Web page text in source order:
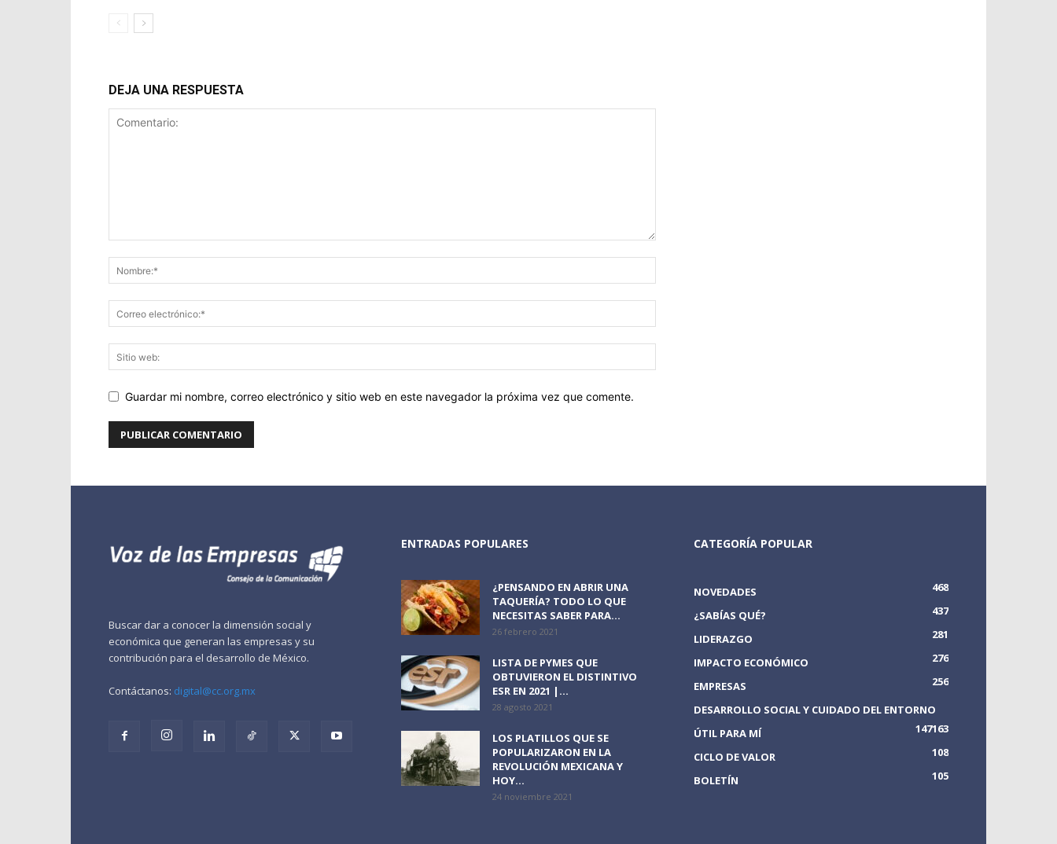
DEJA UNA RESPUESTA
Guardar mi nombre, correo electrónico y sitio web en este navegador la próxima vez que comente.
Buscar dar a conocer la dimensión social y
económica que generan las empresas y su
contribución para el desarrollo de México.
Contáctanos: digital@cc.org.mx
ENTRADAS POPULARES
¿PENSANDO EN ABRIR UNA
TAQUERÍA? TODO LO QUE
NECESITAS SABER PARA...
26 febrero 2021
LISTA DE PYMES QUE
OBTUVIERON EL DISTINTIVO
ESR EN 2021 |...
28 agosto 2021
LOS PLATILLOS QUE SE
POPULARIZARON EN LA
REVOLUCIÓN MEXICANA Y
HOY...
24 noviembre 2021
CATEGORÍA POPULAR
NOVEDADES
468
¿SABÍAS QUÉ?
437
LIDERAZGO
281
IMPACTO ECONÓMICO
276
EMPRESAS
256
DESARROLLO SOCIAL Y CUIDADO DEL ENTORNO
163
ÚTIL PARA MÍ
147
CICLO DE VALOR
108
BOLETÍN
105